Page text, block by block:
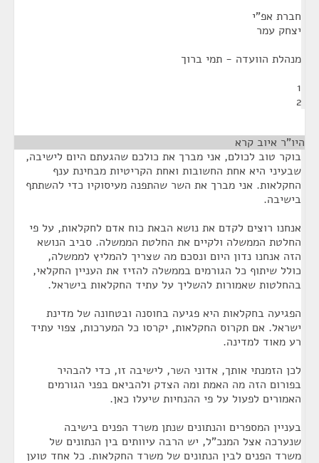
חברת אפ"י
יצחק עמר
מנהלת הוועדה - תמי ברוך
1
2
היו"ר איוב קרא
בוקר טוב לכולם, אני מברך את כולכם שהגעתם היום לישיבה,
שבעיני היא אחת החשובות ואחת הקריטיות מבחינת ענף
החקלאות. אני מברך את השר שהתפנה מעיסוקיו כדי להשתתף
בישיבה.
אנחנו רוצים לקדם את נושא הבאת כוח אדם לחקלאות, על פי
החלטת הממשלה ולקיים את החלטת הממשלה. סביב הנושא
הזה אנחנו נדון היום ונסכם מה שצריך להמליץ לממשלה,
כולל שיתוף כל הגורמים בממשלה להזיז את העניין החקלאי,
בהחלטות שאמורות להשליך על עתיד החקלאות בישראל.
הפגיעה בחקלאות היא פגיעה בחוסנה ובטחונה של מדינת
ישראל. אם תקרוס החקלאות, יקרסו כל המערכות, צפוי עתיד
רע מאוד למדינה.
לכן הזמנתי אותך, אדוני השר, לישיבה זו, כדי להבהיר
בפורום הזה מה האמת ומה הצדק ולהביאם בפני הגורמים
האמורים לפעול על פי ההנחיות שיעלו כאן.
בעניין המספרים והנתונים שנתן משרד הפנים בישיבה
שנערכה אצל המנכ"ל, יש הרבה עיוותים בין הנתונים של
משרד הפנים לבין הנתונים של משרד החקלאות. כל אחד טוען